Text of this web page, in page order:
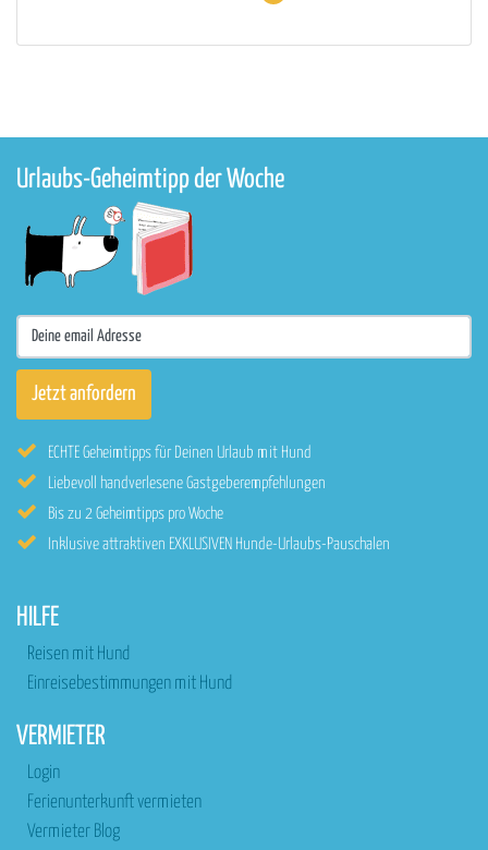
Urlaubs-Geheimtipp der Woche
ECHTE Geheimtipps für Deinen Urlaub mit Hund
Liebevoll handverlesene Gastgeberempfehlungen
Bis zu 2 Geheimtipps pro Woche
Inklusive attraktiven EXKLUSIVEN Hunde-Urlaubs-Pauschalen
HILFE
Reisen mit Hund
Einreisebestimmungen mit Hund
VERMIETER
Login
Ferienunterkunft vermieten
Vermieter Blog